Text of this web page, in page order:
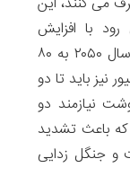
می رود با افزایش
جمعیت و رفاه مردم جهان، این میزان تا سال ۲۰۵۰ به ۸۰
نیز باید تا دو
نیازمند دو
باعث تشدید
و جنگل زدایی